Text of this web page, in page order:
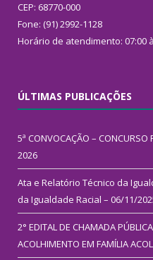
CEP: 68770-000
Fone: (91) 2992-1128
Horário de atendimento: 07:00
ÚLTIMAS PUBLICAÇÕES
5ª CONVOCAÇÃO – CONCURSO
2026
Ata e Relatório Técnico da
da Igualdade Racial – 06/11/
2° EDITAL DE CHAMADA
ACOLHIMENTO EM FAMÍLIA